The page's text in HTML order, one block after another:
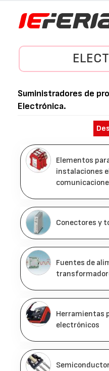
Suministradores de
Electrónica.
Elementos
instalaciones
Conectores y
Fuentes de
Herramientas
electrónicos